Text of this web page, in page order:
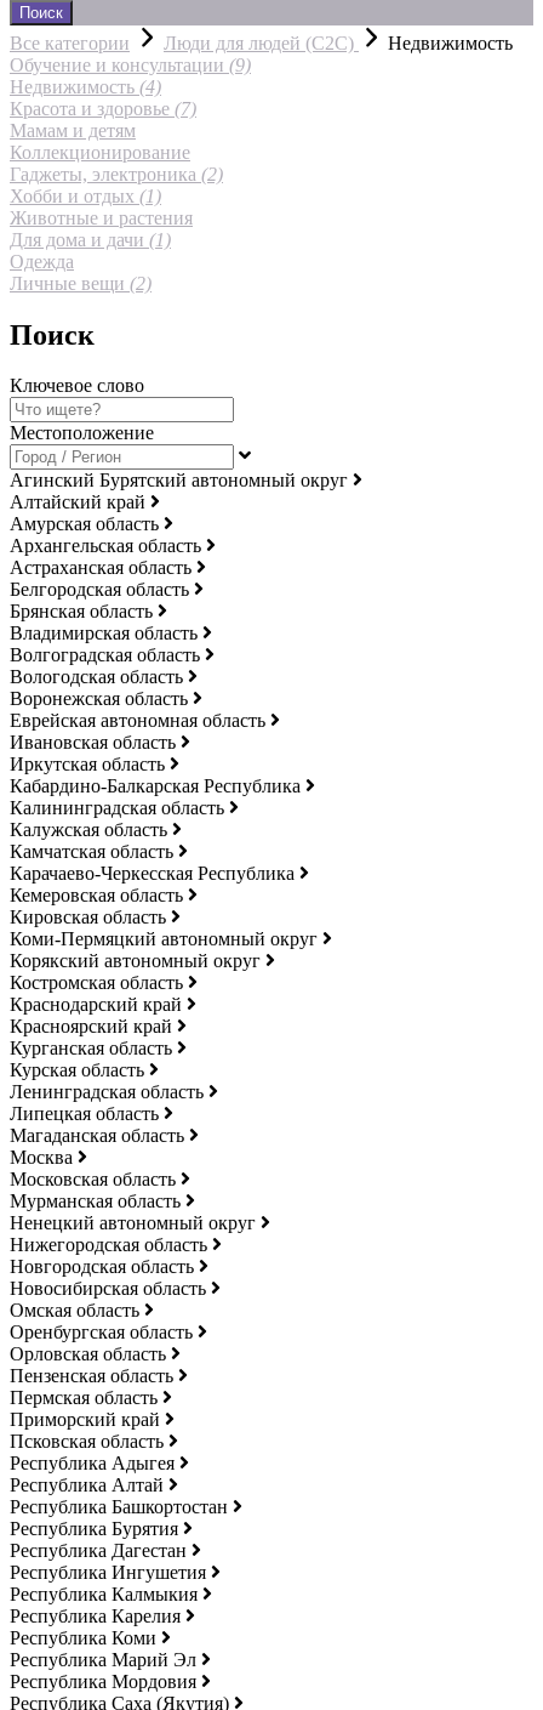
Поиск
Все категории Люди для людей (С2С)
Недвижимость
Обучение и консультации (9)
Недвижимость (4)
Красота и здоровье (7)
Мамам и детям
Коллекционирование
Гаджеты, электроника (2)
Хобби и отдых (1)
Животные и растения
Для дома и дачи (1)
Одежда
Личные вещи (2)
Поиск
Ключевое слово
Местоположение
Агинский Бурятский автономный округ
Алтайский край
Амурская область
Архангельская область
Астраханская область
Белгородская область
Брянская область
Владимирская область
Волгоградская область
Вологодская область
Воронежская область
Еврейская автономная область
Ивановская область
Иркутская область
Кабардино-Балкарская Республика
Калининградская область
Калужская область
Камчатская область
Карачаево-Черкесская Республика
Кемеровская область
Кировская область
Коми-Пермяцкий автономный округ
Корякский автономный округ
Костромская область
Краснодарский край
Красноярский край
Курганская область
Курская область
Ленинградская область
Липецкая область
Магаданская область
Москва
Московская область
Мурманская область
Ненецкий автономный округ
Нижегородская область
Новгородская область
Новосибирская область
Омская область
Оренбургская область
Орловская область
Пензенская область
Пермская область
Приморский край
Псковская область
Республика Адыгея
Республика Алтай
Республика Башкортостан
Республика Бурятия
Республика Дагестан
Республика Ингушетия
Республика Калмыкия
Республика Карелия
Республика Коми
Республика Марий Эл
Республика Мордовия
Республика Саха (Якутия)